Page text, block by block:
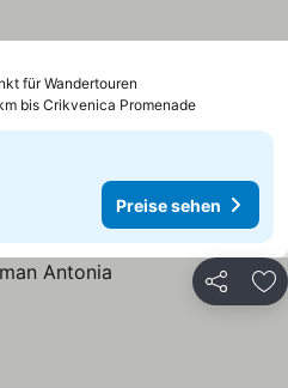
für Wandertouren
bis Crikvenica Promenade
Preise sehen
Teilen